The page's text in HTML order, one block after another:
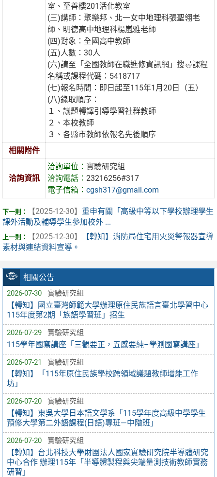
相關公告
2026-07-30 實驗研究組
【轉知】國立臺灣師範大學辦理原住民族語言臺北學習中心
115年度第2期「族語學習班」招生
2026-07-29 實驗研究組
115學年國寫講座「三觀要正，五感要純–學測國寫講座」
2026-07-21 實驗研究組
【轉知】「115年原住民族學校跨領域議題教師增能工作
坊」
2026-07-20 實驗研究組
【轉知】東吳大學日本語文學系「115學年度高級中學學生
預修大學第二外語課程(日語)專班—中階班」
2026-07-20 實驗研究組
【轉知】台北科技大學財團法人國家實驗研究院半導體研究
中心合作 辦理115年「半導體製程與尖端量測技術教師實務
研習」
室、至善樓201活化教室
(三)講師：聚樂邦、北一女中地理科張聖翎老
師、明德高中地理科楊嵐雅老師
(四)對象：全國高中教師
(五)人數：30人
(六)請至「全國教師在職進修資訊網」搜尋課程
名稱或課程代碼：5418717
(七)報名時間：即日起至115年1月20日（五）
(八)錄取順序：
１、議題轉譯引導學習社群教師
２、本校教師
３、各縣市教師依報名先後順序
相關附件
洽詢資訊
洽詢單位：實驗研究組
洽詢電話：23216256#317
電子信箱：cgsh317@gmail.com
【2025-12-30】 重申有關「高級中等以下學校辦理學生
課外活動及輔導學生參加校外 ...
【2025-12-30】
【轉知】消防局住宅用火災警報器宣導
素材與連結資料宣導。